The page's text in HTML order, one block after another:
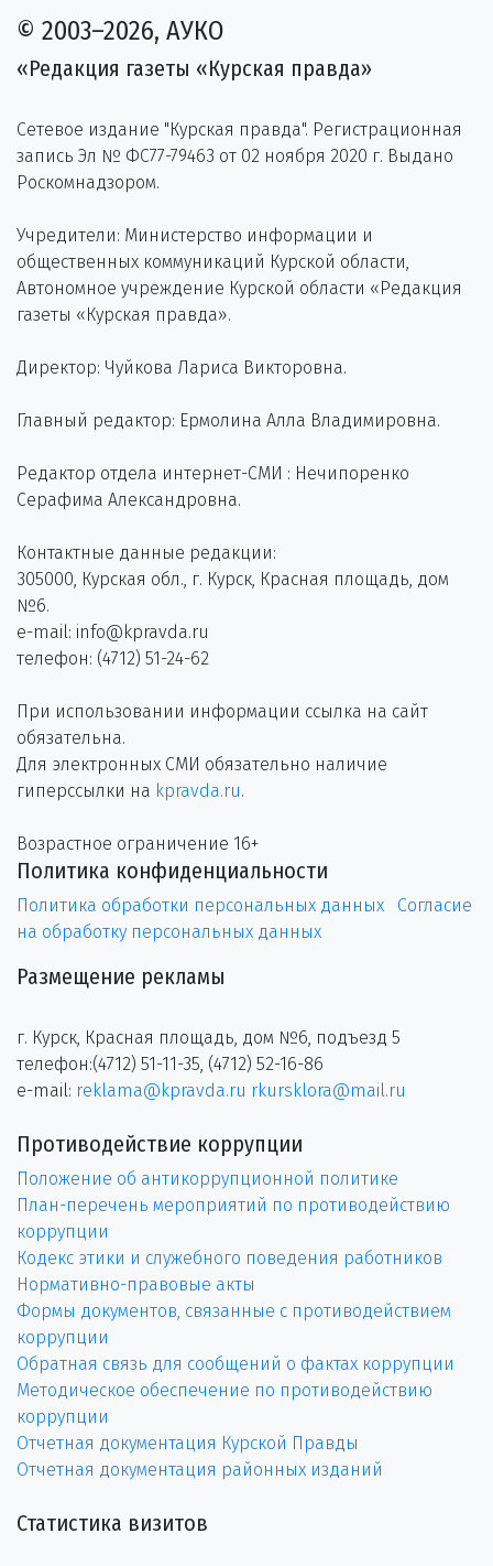
© 2003–2026, АУКО
«Редакция газеты «Курская правда»
Сетевое издание "Курская правда". Регистрационная
запись Эл № ФС77-79463 от 02 ноября 2020 г. Выдано
Роскомнадзором.
Учредители: Министерство информации и
общественных коммуникаций Курской области,
Автономное учреждение Курской области «Редакция
газеты «Курская правда».
Директор: Чуйкова Лариса Викторовна.
Главный редактор: Ермолина Алла Владимировна.
Редактор отдела интернет-СМИ : Нечипоренко
Серафима Александровна.
Контактные данные редакции:
305000, Курская обл., г. Курск, Красная площадь, дом
№6.
e-mail: info@kpravda.ru
телефон: (4712) 51-24-62
При использовании информации ссылка на сайт
обязательна.
Для электронных СМИ обязательно наличие
гиперссылки на kpravda.ru.
Возрастное ограничение 16+
Политика конфиденциальности
Политика обработки персональных данных
Согласие
на обработку персональных данных
Размещение рекламы
г. Курск, Красная площадь, дом №6, подъезд 5
телефон:(4712) 51-11-35, (4712) 52-16-86
e-mail: reklama@kpravda.ru rkursklora@mail.ru
Противодействие коррупции
Положение об антикоррупционной политике
План-перечень мероприятий по противодействию
коррупции
Кодекс этики и служебного поведения работников
Нормативно-правовые акты
Формы документов, связанные с противодействием
коррупции
Обратная связь для сообщений о фактах коррупции
Методическое обеспечение по противодействию
коррупции
Отчетная документация Курской Правды
Отчетная документация районных изданий
Статистика визитов